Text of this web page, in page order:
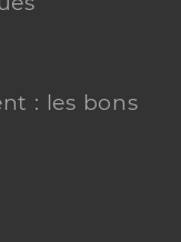
: les bons